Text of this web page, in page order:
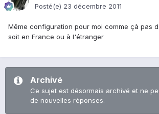
Posté(e) 23 décembre 2011
Même configuration pour moi comme çà pas
soit en France ou à l'étranger
Archivé
Ce sujet est désormais archivé et ne
de nouvelles réponses.